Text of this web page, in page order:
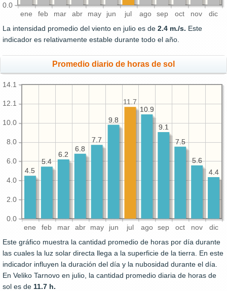
ene feb mar abr may jun jul ago sep oct nov dic
0.0
La intensidad promedio del viento en julio es de 2.4 m./s. Este
indicador es relativamente estable durante todo el año.
Promedio diario de horas de sol
ene feb mar abr may jun jul ago sep oct nov dic
0.0
2.0
4.0
6.0
8.0
10.0
12.1
14.1
4.4
5.6
7.5
9.1
10.9
9.8
7.7
6.8
6.2
5.4
4.5
4.4
5.6
7.5
9.1
10.9
11.7
9.8
7.7
6.8
6.2
5.4
4.5
Este gráfico muestra la cantidad promedio de horas por día durante
las cuales la luz solar directa llega a la superficie de la tierra. En este
indicador influyen la duración del día y la nubosidad durante el día.
En Veliko Tarnovo en julio, la cantidad promedio diaria de horas de
sol es de 11.7 h.